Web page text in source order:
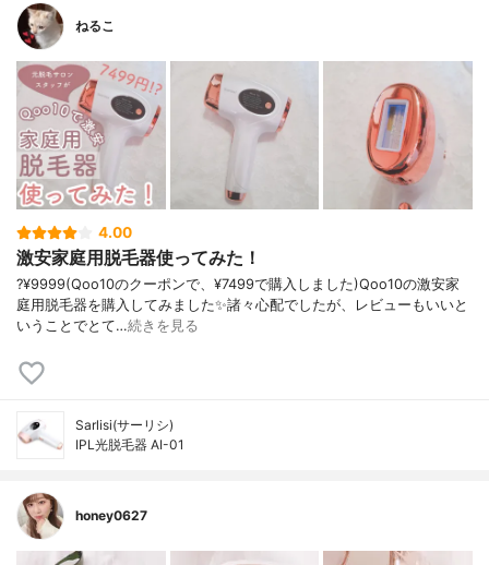
ねるこ
4.00
激安家庭用脱毛器使ってみた！
?¥9999(Qoo10のクーポンで、¥7499で購入しました)Qoo10の激安家
庭用脱毛器を購入してみました✨諸々心配でしたが、レビューもいいと
いうことでとて…続きを見る
Sarlisi(サーリシ)
IPL光脱毛器 AI-01
honey0627